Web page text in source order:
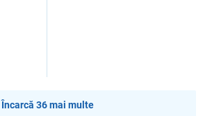
Încarcă 36 mai multe